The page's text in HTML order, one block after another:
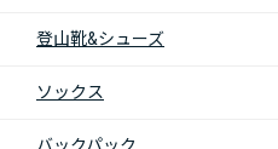
登山靴&シューズ
ソックス